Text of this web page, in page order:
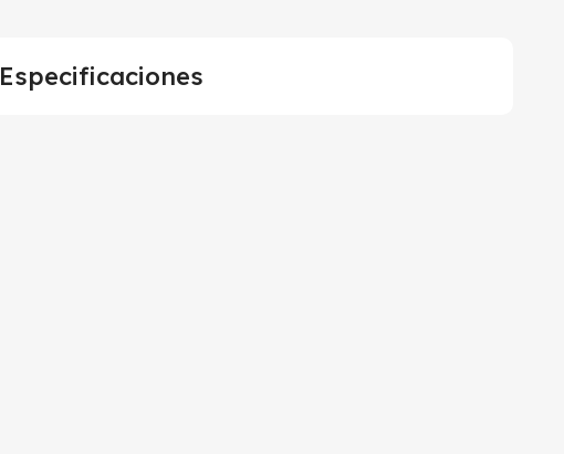
Especificaciones